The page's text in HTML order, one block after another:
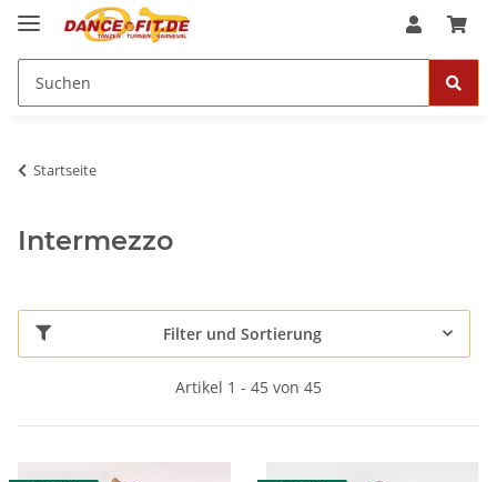
Startseite
Intermezzo
Filter und Sortierung
Artikel 1 - 45 von 45